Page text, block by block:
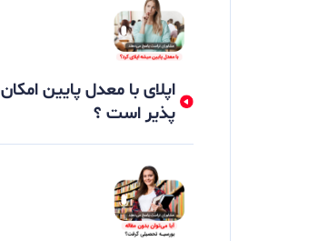
اپلای با معدل پایین امکان
پذیر است ؟